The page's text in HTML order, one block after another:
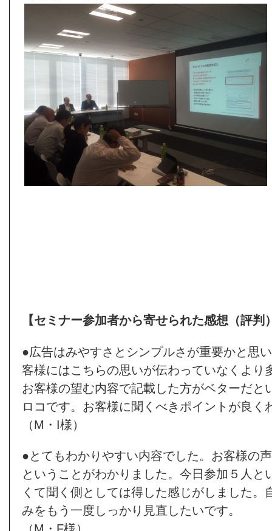
【セミナー参加者から寄せられた感想（評判
●広告はみやすさとシンプルさが重要かと思
客様にはこちらの思いが伝わっていなくより
お客様の望む内容で記載した方がベターだと
ロコです。お客様に聞くべきポイントが良く
（M・I様）
●とてもわかりやすい内容でした。お客様の
ということがわかりました。今日参加５人と
くて聞く側としては得した感じがしました。
みをもう一度しっかり見直したいです。